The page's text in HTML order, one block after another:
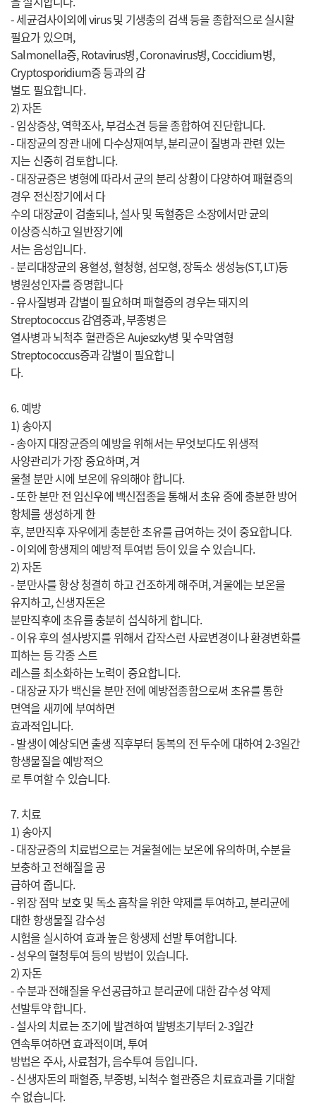
- 세균검사이외에 virus 및 기생충의 검색 등을 종합적으로 실시할
필요가 있으며,
Salmonella증, Rotavirus병, Coronavirus병, Coccidium병,
Cryptosporidium증 등과의 감
별도 필요합니다.
2) 자돈
- 임상증상, 역학조사, 부검소견 등을 종합하여 진단합니다.
- 대장균의 장관 내에 다수상재여부, 분리균이 질병과 관련 있는
지는 신중히 검토합니다.
- 대장균증은 병형에 따라서 균의 분리 상황이 다양하여 패혈증의
경우 전신장기에서 다
수의 대장균이 검출되나, 설사 및 독혈증은 소장에서만 균의
이상증식하고 일반장기에
서는 음성입니다.
- 분리대장균의 용혈성, 혈청형, 섬모형, 장독소 생성능(ST, LT)등
병원성인자를 증명합니다
- 유사질병과 감별이 필요하며 패혈증의 경우는 돼지의
Streptococcus 감염증과, 부종병은
열사병과 뇌척추 혈관증은 Aujeszky병 및 수막염형
Streptococcus증과 감별이 필요합니
다.
6. 예방
1) 송아지
- 송아지 대장균증의 예방을 위해서는 무엇보다도 위생적
사양관리가 가장 중요하며, 겨
울철 분만 시에 보온에 유의해야 합니다.
- 또한 분만 전 임신우에 백신접종을 통해서 초유 중에 충분한 방어
항체를 생성하게 한
후, 분만직후 자우에게 충분한 초유를 급여하는 것이 중요합니다.
- 이외에 항생제의 예방적 투여법 등이 있을 수 있습니다.
2) 자돈
- 분만사를 항상 청결히 하고 건조하게 해주며, 겨울에는 보온을
유지하고, 신생자돈은
분만직후에 초유를 충분히 섭식하게 합니다.
- 이유 후의 설사방지를 위해서 갑작스런 사료변경이나 환경변화를
피하는 등 각종 스트
레스를 최소화하는 노력이 중요합니다.
- 대장균 자가 백신을 분만 전에 예방접종함으로써 초유를 통한
면역을 새끼에 부여하면
효과적입니다.
- 발생이 예상되면 출생 직후부터 동복의 전 두수에 대하여 2-3일간
항생물질을 예방적으
로 투여할 수 있습니다.
7. 치료
1) 송아지
- 대장균증의 치료법으로는 겨울철에는 보온에 유의하며, 수분을
보충하고 전해질을 공
급하여 줍니다.
- 위장 점막 보호 및 독소 흡착을 위한 약제를 투여하고, 분리균에
대한 항생물질 감수성
시험을 실시하여 효과 높은 항생제 선발 투여합니다.
- 성우의 혈청투여 등의 방법이 있습니다.
2) 자돈
- 수분과 전해질을 우선공급하고 분리균에 대한 감수성 약제
선발투약 합니다.
- 설사의 치료는 조기에 발견하여 발병초기부터 2-3일간
연속투여하면 효과적이며, 투여
방법은 주사, 사료첨가, 음수투여 등입니다.
- 신생자돈의 패혈증, 부종병, 뇌척수 혈관증은 치료효과를 기대할
수 없습니다.